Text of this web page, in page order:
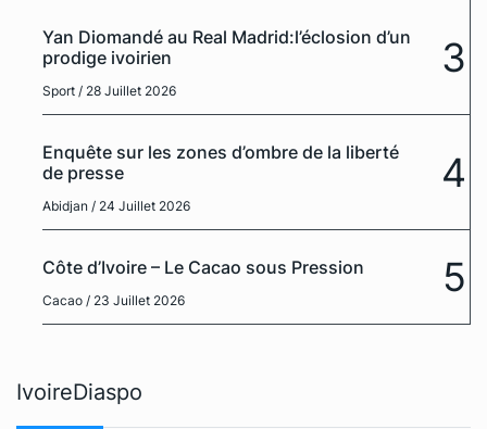
Yan Diomandé au Real Madrid:l’éclosion d’un
prodige ivoirien
Sport / 28 Juillet 2026
3
Enquête sur les zones d’ombre de la liberté
de presse
Abidjan / 24 Juillet 2026
4
Côte d’Ivoire – Le Cacao sous Pression
Cacao / 23 Juillet 2026 5
IvoireDiaspo